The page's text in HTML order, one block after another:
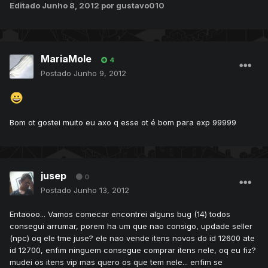
Editado Junho 8, 2012 por gustavo010
MariaMole 4
Postado Junho 9, 2012
Bom ot gostei muito eu axo q esse ot é bom para exp 99999
jusep 0
Postado Junho 13, 2012
Entaooo... Vamos comecar encontrei alguns bug (14) todos
consegui arrumar, porem ha um que nao consigo, updade seller
(npc) oq ele tme juse? ele nao vende itens novos do id 12600 ate
id 12700, enfim ninguem consegue comprar itens nele, oq eu fiz?
mudei os itens vip mas quero os que tem nele... enfim se